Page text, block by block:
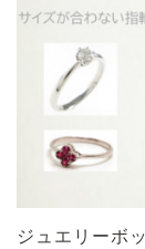
ジュエリーボ